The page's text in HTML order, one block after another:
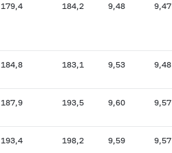
179,4 184,2 9,48 9,47
184,8 183,1 9,53 9,48
187,9 193,5 9,60 9,57
193,4 198,2 9,59 9,57